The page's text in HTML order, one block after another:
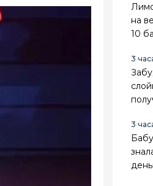
на
10
3
3